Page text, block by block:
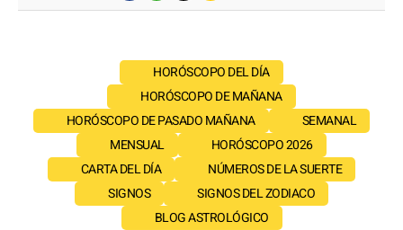
HORÓSCOPO DEL DÍA
HORÓSCOPO DE MAÑANA
HORÓSCOPO DE PASADO MAÑANA
SEMANAL
MENSUAL
HORÓSCOPO 2026
CARTA DEL DÍA
NÚMEROS DE LA SUERTE
SIGNOS
SIGNOS DEL ZODIACO
BLOG ASTROLÓGICO